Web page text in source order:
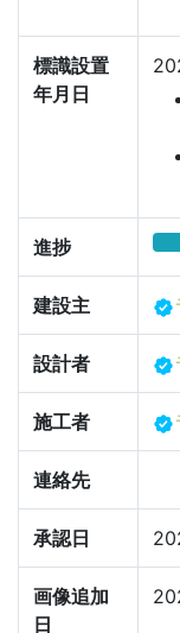
標識設置
年月日
進捗
建設主
設計者
施工者
連絡先
承認日
画像追加
日